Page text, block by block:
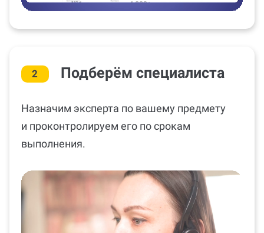
2 Подберём специалиста
Назначим эксперта по вашему предмету
и проконтролируем его по срокам
выполнения.